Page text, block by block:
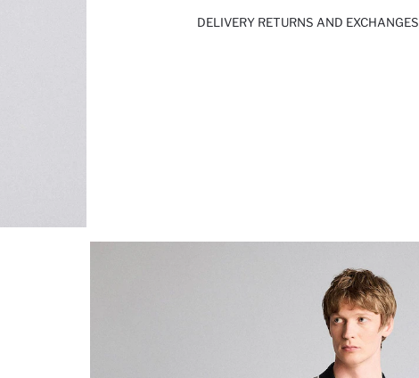
DELIVERY RETURNS AND EXCHANGES